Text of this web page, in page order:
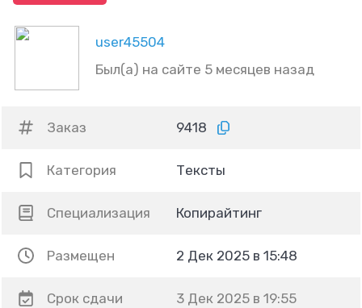
user45504
Был(а) на сайте 5 месяцев назад
Заказ 9418
Категория Тексты
Специализация Копирайтинг
Размещен 2 Дек 2025 в 15:48
Срок сдачи 3 Дек 2025 в 19:55